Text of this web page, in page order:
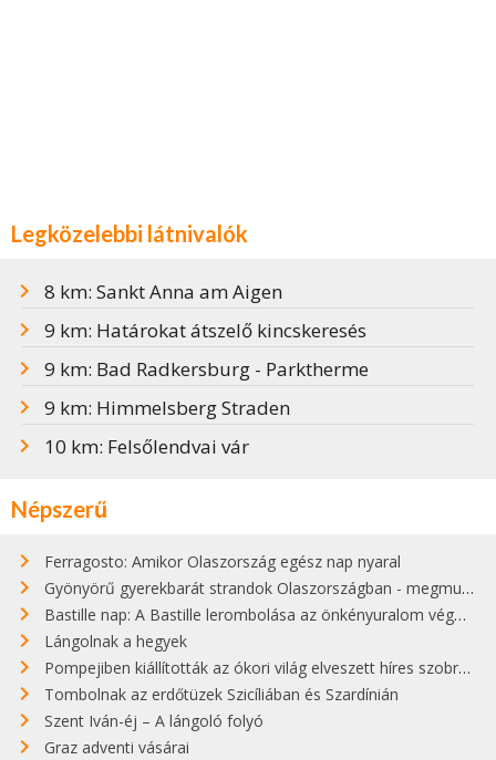
Legközelebbi látnivalók
8 km: Sankt Anna am Aigen
9 km: Határokat átszelő kincskeresés
9 km: Bad Radkersburg - Parktherme
9 km: Himmelsberg Straden
10 km: Felsőlendvai vár
Népszerű
Ferragosto: Amikor Olaszország egész nap nyaral
Gyönyörű gyerekbarát strandok Olaszországban - megmutatjuk a 15 legjobbat
Bastille nap: A Bastille lerombolása az önkényuralom végét jelentette
Lángolnak a hegyek
Pompejiben kiállították az ókori világ elveszett híres szobrának másolatát
Tombolnak az erdőtüzek Szicíliában és Szardínián
Szent Iván-éj – A lángoló folyó
Graz adventi vásárai